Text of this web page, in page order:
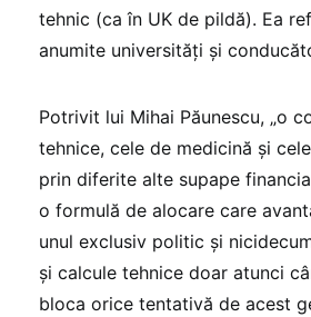
tehnic (ca în UK de pildă). Ea
anumite universități și
Potrivit lui Mihai Păunescu, „o
tehnice, cele de medicină și
prin diferite alte supape
o formulă de alocare care
unul exclusiv politic și
și calcule tehnice doar atunci
bloca orice tentativă de acest